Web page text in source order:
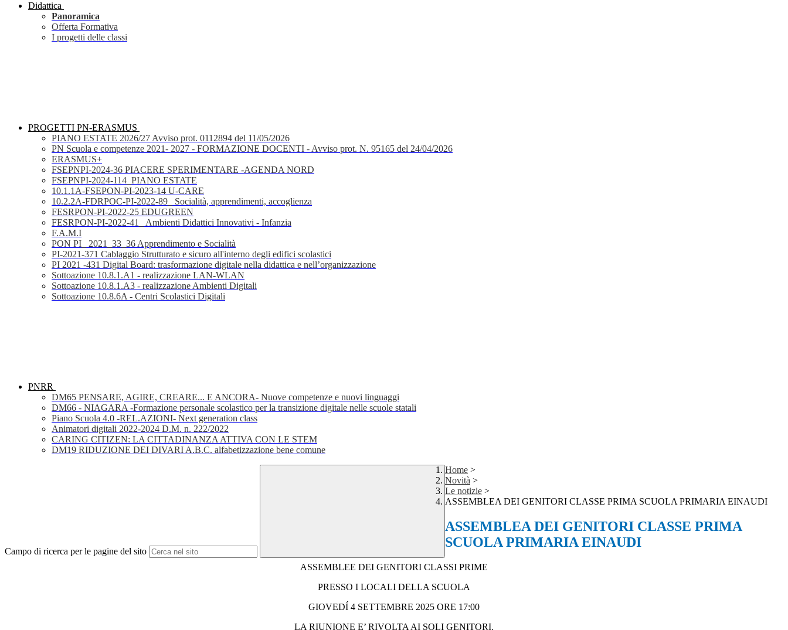
Didattica
Panoramica
Offerta Formativa
I progetti delle classi
PROGETTI PN-ERASMUS
PIANO ESTATE 2026/27 Avviso prot. 0112894 del 11/05/2026
PN Scuola e competenze 2021- 2027 - FORMAZIONE DOCENTI - Avviso prot. N. 95165 del 24/04/2026
ERASMUS+
FSEPNPI-2024-36 PIACERE SPERIMENTARE -AGENDA NORD
FSEPNPI-2024-114_PIANO ESTATE
10.1.1A-FSEPON-PI-2023-14 U-CARE
10.2.2A-FDRPOC-PI-2022-89_ Socialità, apprendimenti, accoglienza
FESRPON-PI-2022-25 EDUGREEN
FESRPON-PI-2022-41_ Ambienti Didattici Innovativi - Infanzia
F.A.M.I
PON PI_ 2021_33_36 Apprendimento e Socialità
PI-2021-371 Cablaggio Strutturato e sicuro all'interno degli edifici scolastici
PI 2021 -431 Digital Board: trasformazione digitale nella didattica e nell’organizzazione
Sottoazione 10.8.1.A1 - realizzazione LAN-WLAN
Sottoazione 10.8.1.A3 - realizzazione Ambienti Digitali
Sottoazione 10.8.6A - Centri Scolastici Digitali
PNRR
DM65 PENSARE, AGIRE, CREARE... E ANCORA- Nuove competenze e nuovi linguaggi
DM66 - NIAGARA -Formazione personale scolastico per la transizione digitale nelle scuole statali
Piano Scuola 4.0 -REL.AZIONI- Next generation class
Animatori digitali 2022-2024 D.M. n. 222/2022
CARING CITIZEN: LA CITTADINANZA ATTIVA CON LE STEM
DM19 RIDUZIONE DEI DIVARI A.B.C. alfabetizzazione bene comune
Campo di ricerca per le pagine del sito
Home >
Novità >
Le notizie >
ASSEMBLEA DEI GENITORI CLASSE PRIMA SCUOLA PRIMARIA EINAUDI
ASSEMBLEA DEI GENITORI CLASSE PRIMA
SCUOLA PRIMARIA EINAUDI
ASSEMBLEE DEI GENITORI CLASSI PRIME
PRESSO I LOCALI DELLA SCUOLA
GIOVEDÍ 4 SETTEMBRE 2025 ORE 17:00
LA RIUNIONE E’ RIVOLTA AI SOLI GENITORI.